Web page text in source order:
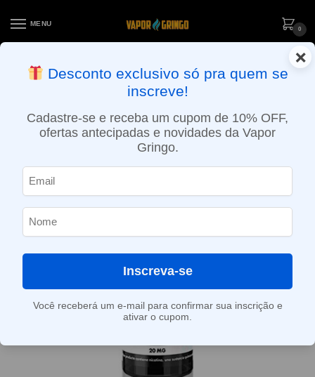
MENU
0
ENTREGA NO MESMO DIA EM SÃO PAULO (SEG A SEX): PEDIDOS
APROVADOS ATÉ 15:30 VIA MOTOBOY
×
Desconto exclusivo só pra quem se
inscreve!
Cadastre-se e receba um cupom de 10% OFF,
ofertas antecipadas e novidades da Vapor
Gringo.
Inscreva-se
Você receberá um e-mail para confirmar sua inscrição e
ativar o cupom.